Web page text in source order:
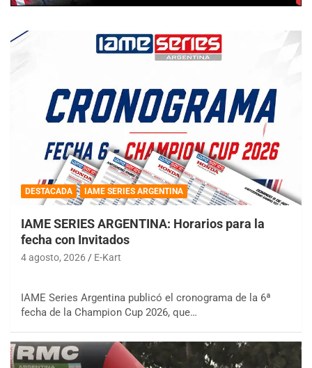
DESTACADA IAME SERIES ARGENTINA
IAME SERIES ARGENTINA: Horarios para la
fecha con Invitados
4 agosto, 2026 E-Kart
IAME Series Argentina publicó el cronograma de la 6ª
fecha de la Champion Cup 2026, que…